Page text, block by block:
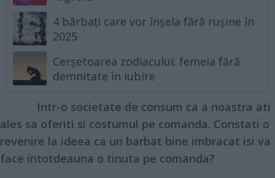
4 bărbați care vor înșela fără rușine în
2025
Cerșetoarea zodiacului: femeia fără
demnitate în iubire
Intr-o societate de consum ca a noastra ati
ales sa oferiti si costumul pe comanda. Constati o
revenire la ideea ca un barbat bine imbracat isi va
face intotdeauna o tinuta pe comanda?